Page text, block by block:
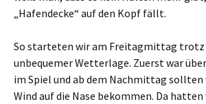
„Hafendecke“ auf den Kopf fällt.
So starteten wir am Freitagmittag trotz
unbequemer Wetterlage. Zuerst war
im Spiel und ab dem Nachmittag
Wind auf die Nase bekommen. Da